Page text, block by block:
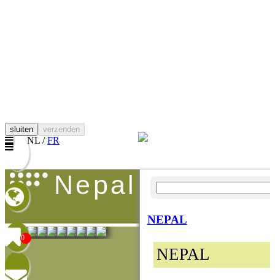
NL /FR
0
sluiten verzenden
nepal
NEPAL
NEPAL